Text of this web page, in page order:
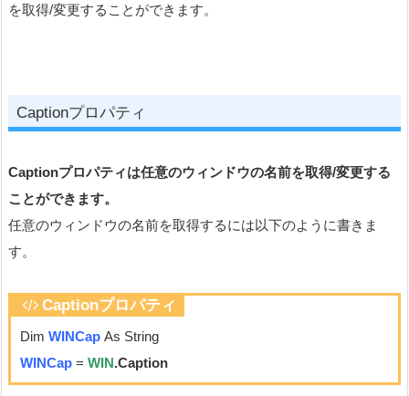
を取得/変更することができます。
Captionプロパティ
Captionプロパティは任意のウィンドウの名前を取得/変更する
ことができます。
任意のウィンドウの名前を取得するには以下のように書きま
す。
Captionプロパティ
Dim WINCap As String
WINCap = WIN.Caption